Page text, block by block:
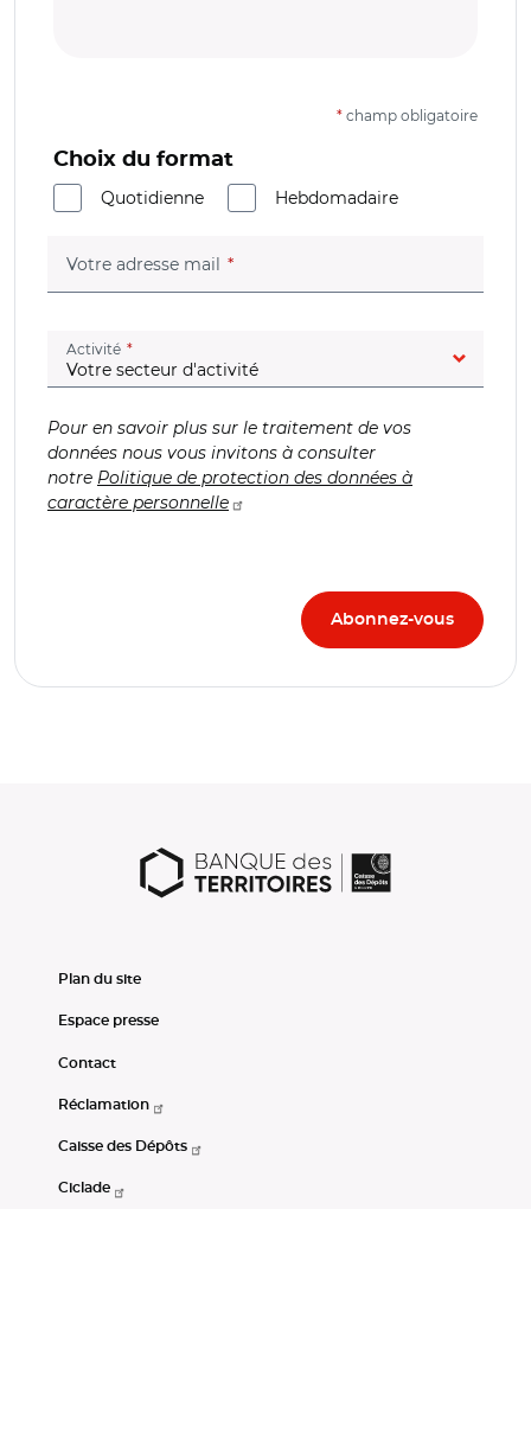
* champ obligatoire
Choix du format
Quotidienne
Hebdomadaire
Votre adresse mail (champ obligatoire)
Activité (champ obligatoire)
Pour en savoir plus sur le traitement de vos
données nous vous invitons à consulter
notre Politique de protection des données à
caractère personnelle
Plan du site
Espace presse
Contact
Réclamation
Caisse des Dépôts
Ciclade